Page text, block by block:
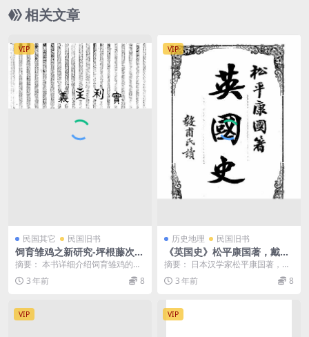
相关文章
VIP
民国其它 民国旧书
饲育雏鸡之新研究-坪根藤次郎
著-新学会社-民国十七年[192
8]
摘要： 本书详细介绍饲育雏鸡的养
殖方法 截图： 服务说明： （1）、
加入VIP会...
3 年前 8
VIP
历史地理 民国旧书
《英国史》松平康国著，戴麒
译 -文明书局-清光绪三十年[1
903]-英国史下载
摘要： 日本汉学家松平康国著，曾
任袁世凯、张之洞幕僚。英国史pdf
下载 截图： ...
3 年前 8
VIP VIP